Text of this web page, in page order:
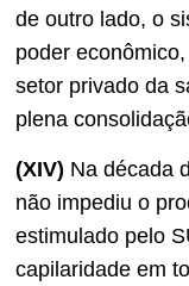
de outro lado, o
poder
setor privado da
plena
(XIV) Na década
não impediu o
estimulado pelo
capilaridade em